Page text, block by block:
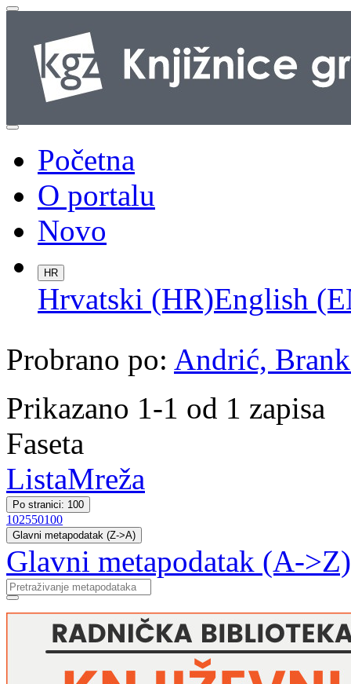
Početna
O portalu
Novo
HR
Hrvatski (HR)English
Probrano po: Andrić,
Prikazano 1-1 od 1 zapisa
Faseta
ListaMreža
Po stranici: 100
102550100
Glavni metapodatak (Z->A)
Glavni metapodatak (A->Z)